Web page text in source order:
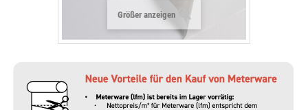
Größer anzeigen